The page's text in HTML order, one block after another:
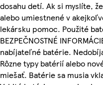
dosahu detí. Ak si myslíte,
alebo umiestnené v
lekársku pomoc. Použité
BEZPEČNOSTNÉ
nabíjateľné batérie.
Rôzne typy batérií alebo
miešať. Batérie sa musia